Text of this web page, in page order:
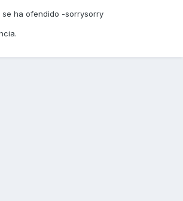
se ha ofendido -sorrysorry